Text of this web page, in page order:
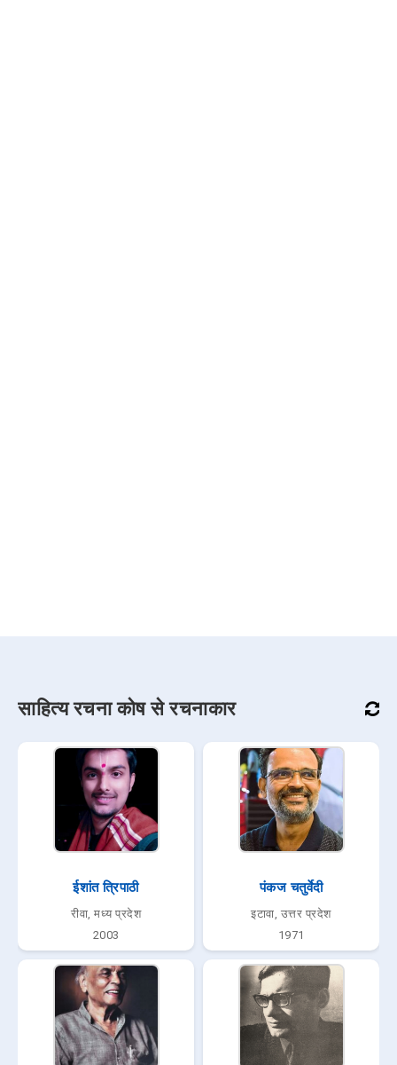
साहित्य रचना कोष से रचनाकार
ईशांत त्रिपाठी
रीवा, मध्य प्रदेश
2003
पंकज चतुर्वेदी
इटावा, उत्तर प्रदेश
1971